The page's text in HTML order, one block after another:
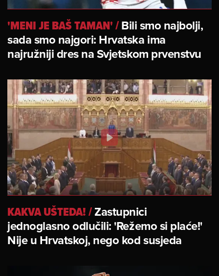
'MENI JE BAŠ TAMAN'/Bili smo najbolji,
sada smo najgori: Hrvatska ima
najružniji dres na Svjetskom prvenstvu
KAKVA UŠTEDA!/Zastupnici
jednoglasno odlučili: 'Režemo si plaće!'
Nije u Hrvatskoj, nego kod susjeda